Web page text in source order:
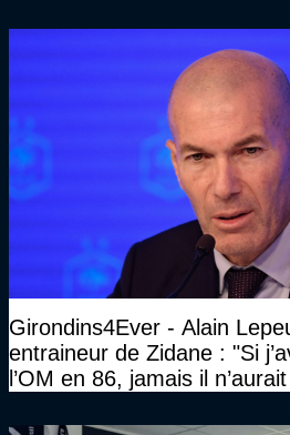
Girondins4Ever - Alain
entraineur de Zidane : "Si
l’OM en 86, jamais il